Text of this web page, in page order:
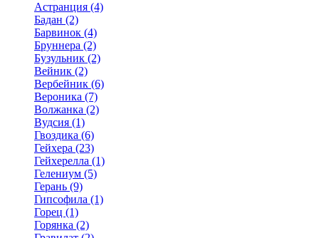
Астранция (4)
Бадан (2)
Барвинок (4)
Бруннера (2)
Бузульник (2)
Вейник (2)
Вербейник (6)
Вероника (7)
Волжанка (2)
Вудсия (1)
Гвоздика (6)
Гейхера (23)
Гейхерелла (1)
Гелениум (5)
Герань (9)
Гипсофила (1)
Горец (1)
Горянка (2)